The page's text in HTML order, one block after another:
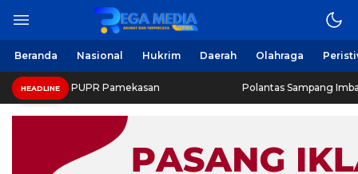
Beranda Nasional Hukrim Daerah Olahraga
HEADLINE
PUPR Pamekasan Polantas Sampang Imbau Latihan